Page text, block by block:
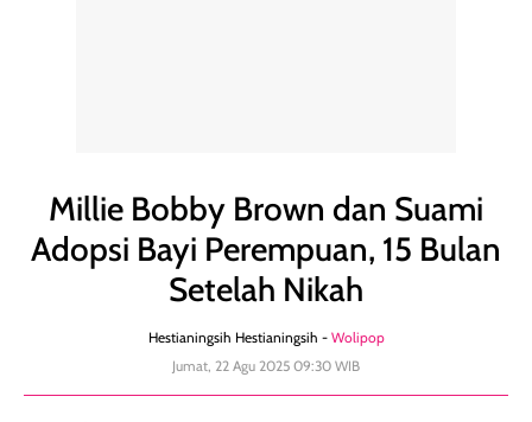
Millie Bobby Brown dan Suami
Adopsi Bayi Perempuan, 15 Bulan
Setelah Nikah
Hestianingsih Hestianingsih - Wolipop
Jumat, 22 Agu 2025 09:30 WIB